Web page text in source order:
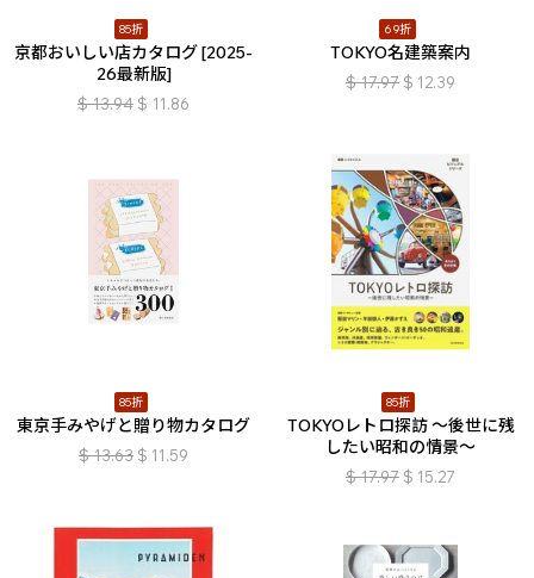
85折
京都おいしい店カタログ [2025-
26最新版]
$ 13.94 $ 11.86
69折
TOKYO名建築案内
$ 17.97 $ 12.39
85折
東京手みやげと贈り物カタログ
$ 13.63 $ 11.59
85折
TOKYOレトロ探訪 ～後世に残
したい昭和の情景～
$ 17.97 $ 15.27